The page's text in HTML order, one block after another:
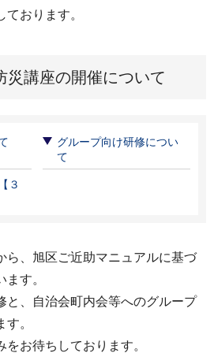
おります。
災講座の開催について
グループ向け研修につい
て
３
ら、旭区ご近助マニュアルに基づ
す。
と、自治会町内会等へのグループ
。
お待ちしております。